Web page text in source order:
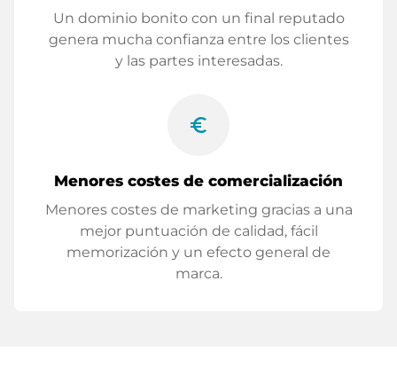
Un dominio bonito con un final reputado
genera mucha confianza entre los clientes
y las partes interesadas.
euro_symbol
Menores costes de comercialización
Menores costes de marketing gracias a una
mejor puntuación de calidad, fácil
memorización y un efecto general de
marca.